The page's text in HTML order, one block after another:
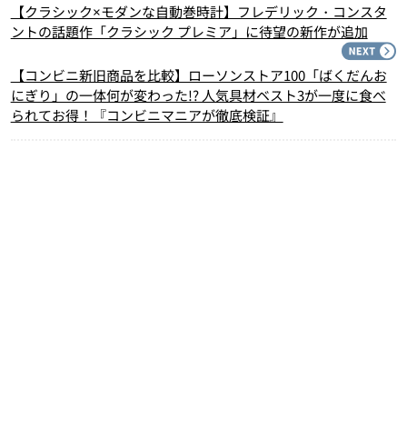
【クラシック×モダンな自動巻時計】フレデリック・コンスタ
ントの話題作「クラシック プレミア」に待望の新作が追加
【コンビニ新旧商品を比較】ローソンストア100「ばくだんお
にぎり」の一体何が変わった!? 人気具材ベスト3が一度に食べ
られてお得！『コンビニマニアが徹底検証』